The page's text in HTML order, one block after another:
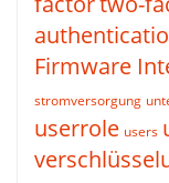
Firmware
stromversorgung
userrole users